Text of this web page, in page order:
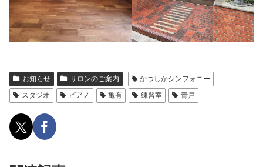
お知らせ サロンのご案内
かつしかシンフォニー
スタジオ
ピアノ 亀有 練習室 青戸